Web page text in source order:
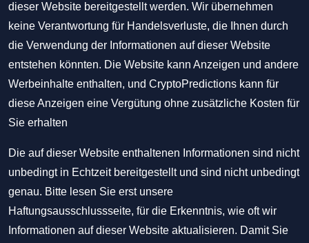
dieser Website bereitgestellt werden. Wir übernehmen
keine Verantwortung für Handelsverluste, die Ihnen durch
die Verwendung der Informationen auf dieser Website
entstehen könnten. Die Website kann Anzeigen und andere
Werbeinhalte enthalten, und CryptoPredictions kann für
diese Anzeigen eine Vergütung ohne zusätzliche Kosten für
Sie erhalten
Die auf dieser Website enthaltenen Informationen sind nicht
unbedingt in Echtzeit bereitgestellt und sind nicht unbedingt
genau. Bitte lesen Sie erst unsere
Haftungsausschlussseite, für die Erkenntnis, wie oft wir
Informationen auf dieser Website aktualisieren. Damit Sie